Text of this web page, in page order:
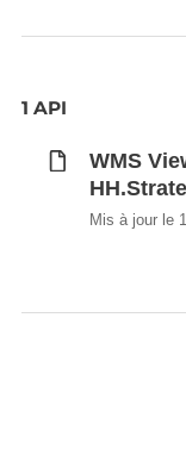
1 API
WMS
Mis à jour le